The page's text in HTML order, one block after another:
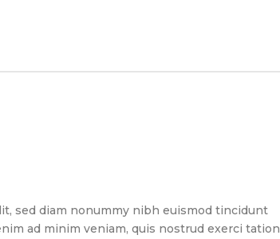
sed diam nonummy nibh euismod tincidunt
ad minim veniam, quis nostrud exerci tation